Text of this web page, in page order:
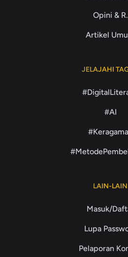
Opini & R.
Artikel
JELAJAHI
#AI
LAIN-LAIN
Masuk/
Lupa
Pelaporan